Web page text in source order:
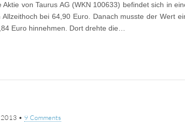
Aktie von Taurus AG (WKN 100633) befindet sich in
Allzeithoch bei 64,90 Euro. Danach musste der Wert
Euro hinnehmen. Dort drehte die…
• 9 Comments